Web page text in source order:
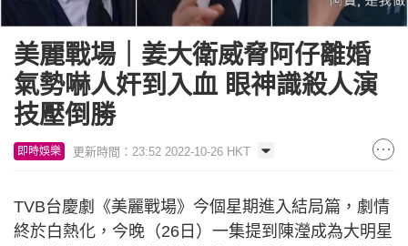
美麗戰場｜姜大衛威脅阿仔離婚
氣勢嚇人奸到入血 眼神識殺人演
技壓倒勝
即時娛樂 更新時間：23:52 2022-10-26 HKT
TVB台慶劇《美麗戰場》今個星期進入結局篇，劇情
終於白熱化，今晚（26日）一集提到陳瀅成為大明星